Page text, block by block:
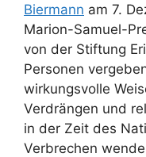
Biermann am 7.
Marion-Samuel-
von der Stiftung
Personen
wirkungsvolle
Verdrängen und
in der Zeit des
Verbrechen